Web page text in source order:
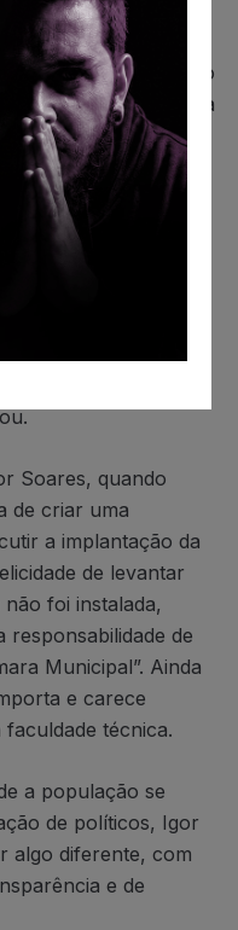
Soares.
para o início
Corredor Oeste, e a
além de
áreas, inclusive
que há mais de
“É uma obra
trânsito nas cidades
em São Paulo.
que este projeto
Soares, quando
de criar uma
a implantação da
de levantar
foi instalada,
de
Municipal”. Ainda
e carece
técnica.
a população se
de políticos, Igor
algo diferente, com
e de